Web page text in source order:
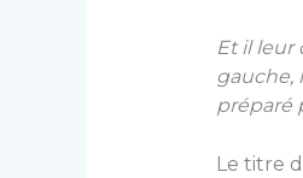
Et il leur
gauche,
préparé
Le titre